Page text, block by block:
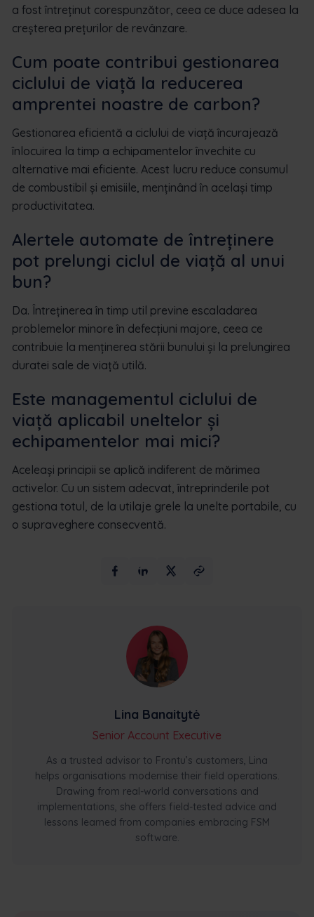
a fost întreținut corespunzător, ceea ce duce adesea la
creșterea prețurilor de revânzare.
Cum poate contribui gestionarea
ciclului de viață la reducerea
amprentei noastre de carbon?
Gestionarea eficientă a ciclului de viață încurajează
înlocuirea la timp a echipamentelor învechite cu
alternative mai eficiente. Acest lucru reduce consumul
de combustibil și emisiile, menținând în același timp
productivitatea.
Alertele automate de întreținere
pot prelungi ciclul de viață al unui
bun?
Da. Întreținerea în timp util previne escaladarea
problemelor minore în defecțiuni majore, ceea ce
contribuie la menținerea stării bunului și la prelungirea
duratei sale de viață utilă.
Este managementul ciclului de
viață aplicabil uneltelor și
echipamentelor mai mici?
Aceleași principii se aplică indiferent de mărimea
activelor. Cu un sistem adecvat, întreprinderile pot
gestiona totul, de la utilaje grele la unelte portabile, cu
o supraveghere consecventă.
Lina Banaitytė
Senior Account Executive
As a trusted advisor to Frontu’s customers, Lina
helps organisations modernise their field operations.
Drawing from real-world conversations and
implementations, she offers field-tested advice and
lessons learned from companies embracing FSM
software.